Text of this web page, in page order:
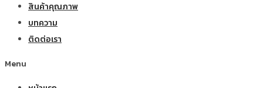
สินค้าคุณภาพ
บทความ
ติดต่อเรา
Menu